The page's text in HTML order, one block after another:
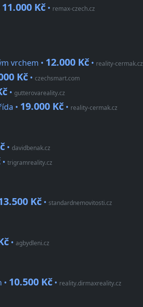
11.000 Kč • remax-czech.cz
vrchem • 12.000 Kč • reality-cermak.cz
Kč • czechsmart.com
• gutterovareality.cz
• 19.000 Kč • reality-cermak.cz
• davidbenak.cz
• trigramreality.cz
Kč • standardnemovitosti.cz
• agbydleni.cz
• 10.500 Kč • reality.dirmaxreality.cz